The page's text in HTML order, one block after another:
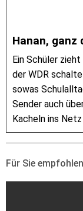
Hanan,
Ein Schüler
der WDR
sowas
Sender auch
Kacheln ins
Für Sie